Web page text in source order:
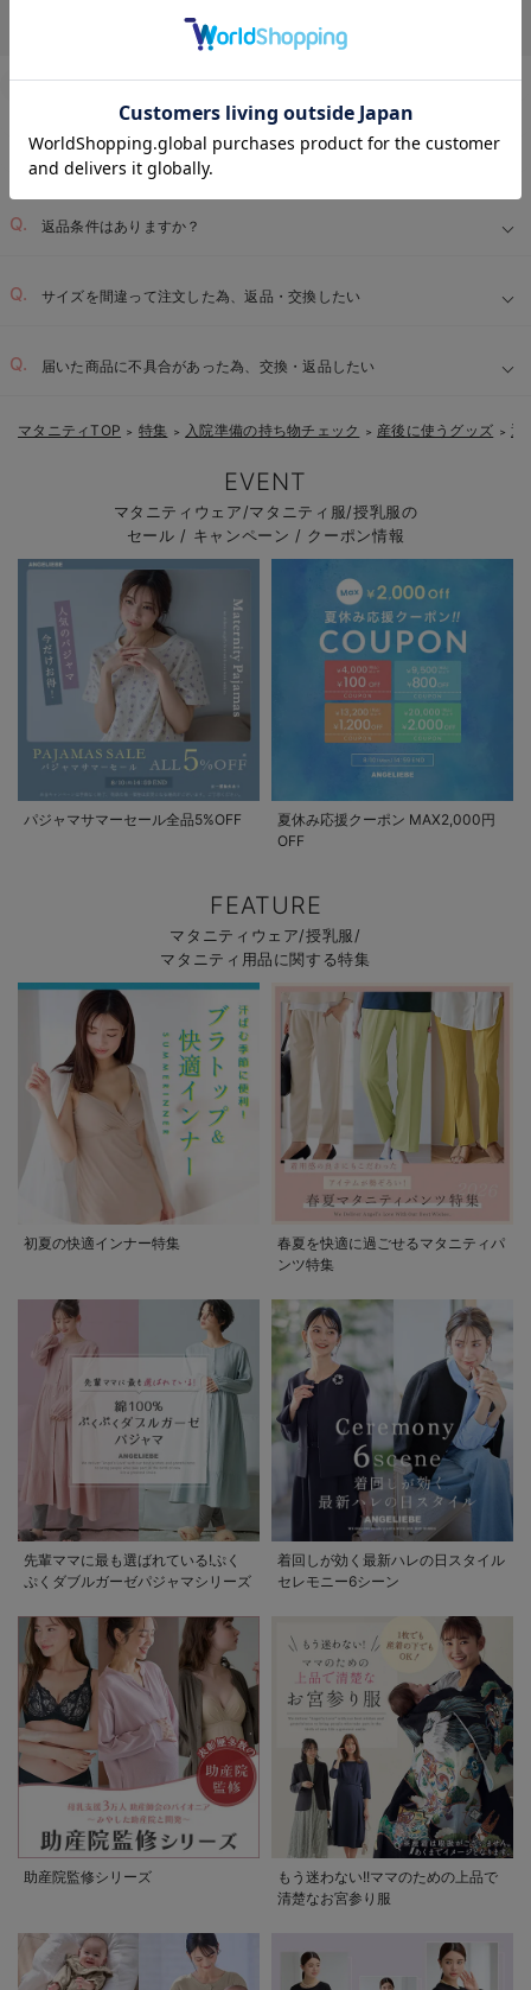
お客様からのよくあるご質問
返品交換について
キャンセルについて
配送について
お届け情報の変更
お支払いについて
お買い物について
返品条件はありますか？
サイズを間違って注文した為、返品・交換したい
届いた商品に不具合があった為、交換・返品したい
お気に入り商品を確認する
マタニティTOP ＞ 特集 ＞ 入院準備の持ち物チェック ＞ 産後に使うグッズ ＞ 退
EVENT
マタニティウェア/マタニティ服/授乳服の
セール / キャンペーン / クーポン情報
パジャマサマーセール全品5%OFF
夏休み応援クーポン MAX2,000円
OFF
FEATURE
マタニティウェア/授乳服/
マタニティ用品に関する特集
初夏の快適インナー特集
春夏を快適に過ごせるマタニティパ
ンツ特集
先輩ママに最も選ばれている!ぷく
ぷくダブルガーゼパジャマシリーズ
着回しが効く最新ハレの日スタイル
セレモニー6シーン
助産院監修シリーズ
もう迷わない!!ママのための上品で
清楚なお宮参り服